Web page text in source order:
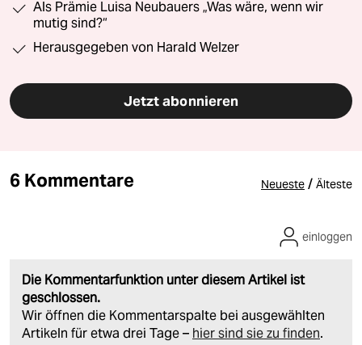
Als Prämie Luisa Neubauers „Was wäre, wenn wir
mutig sind?“
Herausgegeben von Harald Welzer
Jetzt abonnieren
6 Kommentare Neueste / Älteste
Die Kommentarfunktion unter diesem Artikel ist
geschlossen.
Wir öffnen die Kommentarspalte bei ausgewählten
Artikeln für etwa drei Tage – hier sind sie zu finden.
einloggen